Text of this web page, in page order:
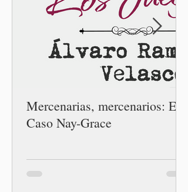
comunidades y ciudadanía de
las 32 entidades para
impulsar la restauración de
los ecosistemas forestales.
Durante la Mañanera del
Pueblo, a través de un
Mercenarias, mercenarios: El
Caso Nay-Grace